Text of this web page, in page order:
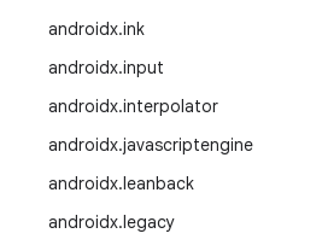
androidx.ink
androidx.input
androidx.interpolator
androidx.javascriptengine
androidx.leanback
androidx.legacy